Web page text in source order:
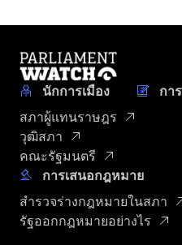
นักการเมือง
สภาผู้แทนราษฎร
วุฒิสภา
คณะรัฐมนตรี
กา
การเสนอกฎหมาย
สำรวจร่างกฎหมายในสภา
รัฐออกกฎหมายอย่างไร